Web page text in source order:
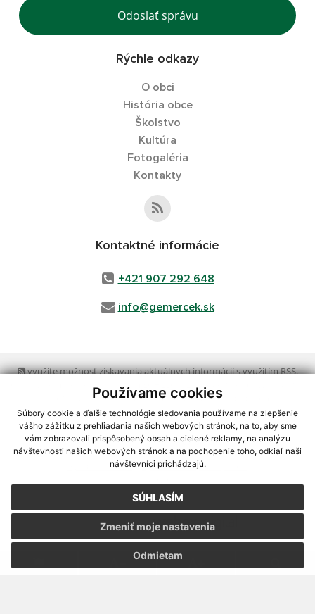
Používame cookies
Súbory cookie a ďalšie technológie sledovania používame na zlepšenie
vášho zážitku z prehliadania našich webových stránok, na to, aby sme
vám zobrazovali prispôsobený obsah a cielené reklamy, na analýzu
návštevnosti našich webových stránok a na pochopenie toho, odkiaľ naši
návštevníci prichádzajú.
SÚHLASÍM
Odmietam
Zmeniť moje nastavenia
Odoslať správu
Rýchle odkazy
O obci
História obce
Školstvo
Kultúra
Fotogaléria
Kontakty
Kontaktné informácie
+421 907 292 648
info@gemercek.sk
využite možnosť získavania aktuálnych informácií s využitím RSS,
CMS systém (redakčný) systém ECHELON 2, Mapa stránok
webex.digital, s.r.o.,domény,registrácia domény
spoločnosť webex.digital, s.r.o.,technický prevádzkovateľ
Posledná aktualizácia:07.08.2026
Vytlačiť stránku|Vyhlásenie o prístupnosti
webdesign